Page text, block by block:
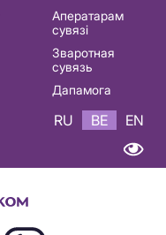
Аператарам
сувязі
Зваротная
сувязь
Дапамога
RU BE EN